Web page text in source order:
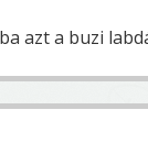
azt a buzi